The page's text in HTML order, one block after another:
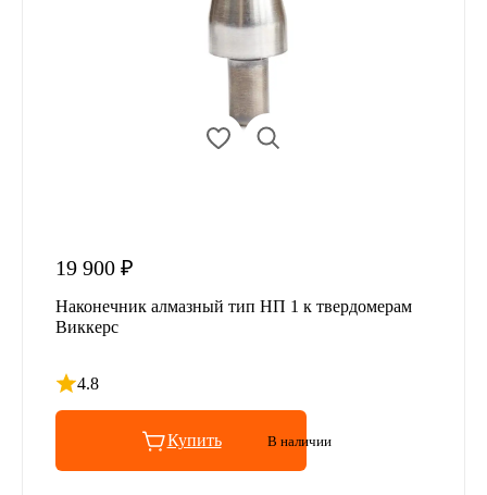
19 900 ₽
Наконечник алмазный тип НП 1 к твердомерам
Виккерс
4.8
Рейтинг 4.8 из 5
Купить В наличии